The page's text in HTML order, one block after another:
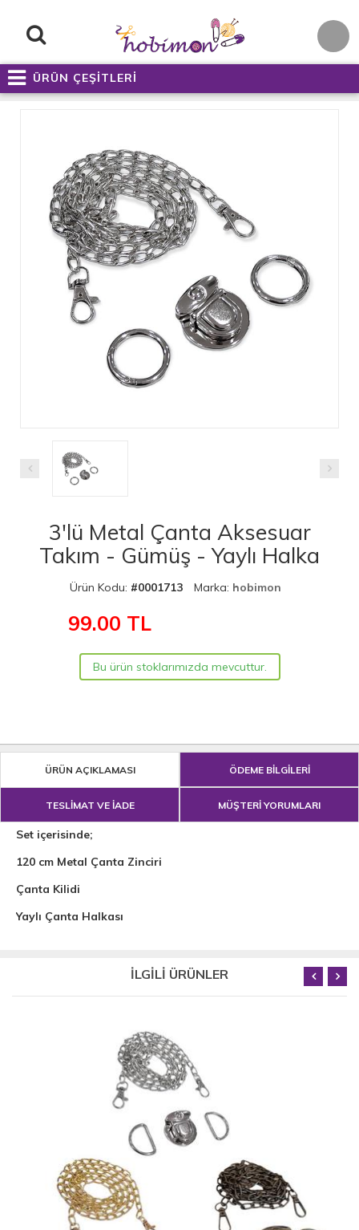
ÜRÜN ÇEŞİTLERİ
3'lü Metal Çanta Aksesuar
Takım - Gümüş - Yaylı Halka
Ürün Kodu: #0001713 Marka: hobimon
99.00 TL
Bu ürün stoklarımızda mevcuttur.
ÜRÜN AÇIKLAMASI ÖDEME BİLGİLERİ
TESLİMAT VE İADE MÜŞTERİ YORUMLARI
Set içerisinde;
120 cm Metal Çanta Zinciri
Çanta Kilidi
Yaylı Çanta Halkası
İLGİLİ ÜRÜNLER